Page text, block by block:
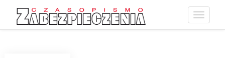
Toggle